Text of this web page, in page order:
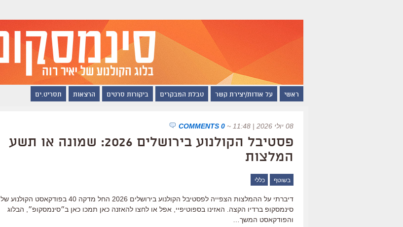
ראשי על אודות/יצירת קשר טבלת המבקרים ביקורות סרטים הרצאות תסריט.ים
08 יולי 2026 | 11:48 ~
0 COMMENTS
פסטיבל הקולנוע בירושלים 2026: שמונה או תשע
המלצות
בשוטף כללי
דיברתי על ההמלצות הצפייה לפסטיבל הקולנוע בירושלים 2026 החל מדקה 40 בפודקאסט הקולנוע של
סינמסקופ ברדיו הקצה. האזינו בספוטיפיי, אפל או לחצו להאזנה כאן תמכו כאן ב״סינמסקופ״, הבלוג
והפודקאסט המשך…